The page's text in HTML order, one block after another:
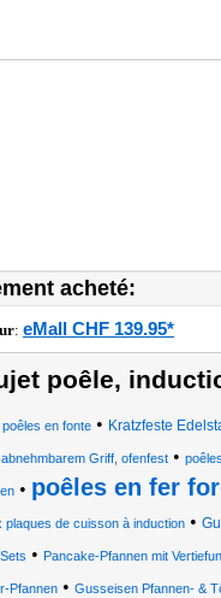
acheté:
: eMall CHF 139.95*
poêle,
poêles en fonte• Kratzfeste
Griff, ofenfest •
• poêles en fer
de cuisson à induction •
• Pancake-Pfannen mit
Pfannen • Gusseisen Pfannen- &